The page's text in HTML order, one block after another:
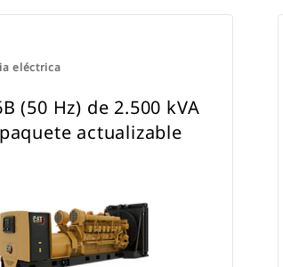
eléctrica
(50 Hz) de 2.500 kVA
actualizable